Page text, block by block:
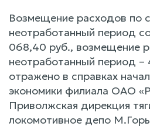
Возмещение расходов по
неотработанный период
068,40 руб., возмещение
неотработанный период
отражено в справках
экономики филиала ОАО
Приволжская дирекция
локомотивное депо